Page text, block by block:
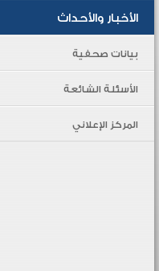
الأخبار والأحداث
بيانات صحفية
الأسئلة الشائعة
المركز الإعلاني